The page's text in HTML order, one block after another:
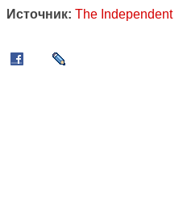
Источник: The Independent